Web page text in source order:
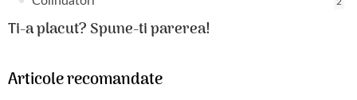
Ti-a placut? Spune-ti parerea!
Articole recomandate